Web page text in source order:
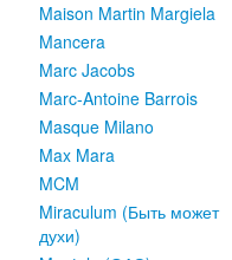
Maison Martin Margiela
Mancera
Marc Jacobs
Marc-Antoine Barrois
Masque Milano
Max Mara
MCM
Miraculum (Быть может
духи)